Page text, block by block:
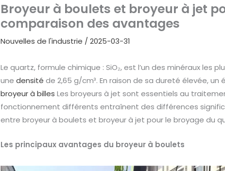
Broyeur à boulets et broyeur à jet
comparaison des avantages
Nouvelles de l'industrie / 2025-03-31
Le quartz, formule chimique : SiO₂, est l’un des minéraux
une densité de 2,65 g/cm³. En raison de sa dureté élevée,
broyeur à billes Les broyeurs à jet sont essentiels au
fonctionnement différents entraînent des différences
entre broyeur à boulets et broyeur à jet pour le broyage du
Les principaux avantages du broyeur à boulets